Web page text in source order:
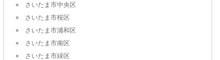
さいたま市中央区
さいたま市桜区
さいたま市浦和区
さいたま市南区
さいたま市緑区